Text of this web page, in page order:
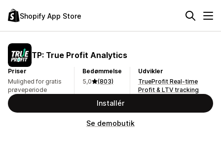
Shopify App Store
TP: True Profit Analytics
Priser
Mulighed for gratis
prøveperiode
Bedømmelse
5,0
(803)
Udvikler
TrueProfit Real-time
Profit & LTV tracking
Installér
Se demobutik